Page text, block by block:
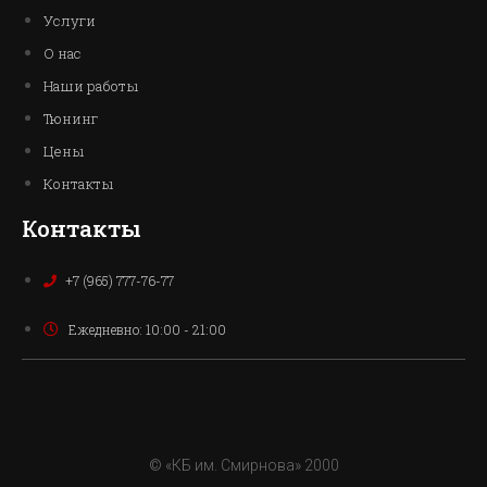
Услуги
О нас
Наши работы
Тюнинг
Цены
Контакты
Контакты
+7 (965) 777-76-77
Ежедневно: 10:00 - 21:00
© «КБ им. Смирнова» 2000